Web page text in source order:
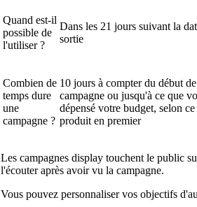
Quand est-il
possible de
l'utiliser ?
Dans les 21 jours suivant la
sortie
Combien de
temps dure
une
campagne ?
10 jours à compter du début
campagne ou jusqu'à ce que
dépensé votre budget, selon
produit en premier
Les campagnes display touchent le public
l'écouter après avoir vu la campagne.
Vous pouvez personnaliser vos objectifs